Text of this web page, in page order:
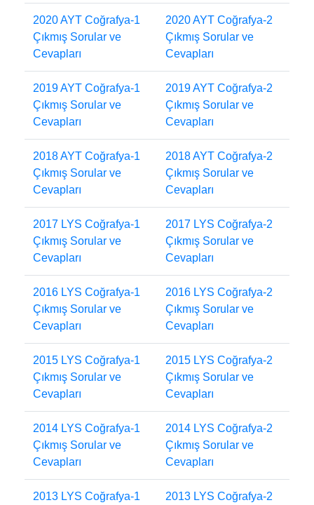
2020 AYT Coğrafya-1
Çıkmış Sorular ve
Cevapları
2020 AYT Coğrafya-2
Çıkmış Sorular ve
Cevapları
2019 AYT Coğrafya-1
Çıkmış Sorular ve
Cevapları
2019 AYT Coğrafya-2
Çıkmış Sorular ve
Cevapları
2018 AYT Coğrafya-1
Çıkmış Sorular ve
Cevapları
2018 AYT Coğrafya-2
Çıkmış Sorular ve
Cevapları
2017 LYS Coğrafya-1
Çıkmış Sorular ve
Cevapları
2017 LYS Coğrafya-2
Çıkmış Sorular ve
Cevapları
2016 LYS Coğrafya-1
Çıkmış Sorular ve
Cevapları
2016 LYS Coğrafya-2
Çıkmış Sorular ve
Cevapları
2015 LYS Coğrafya-1
Çıkmış Sorular ve
Cevapları
2015 LYS Coğrafya-2
Çıkmış Sorular ve
Cevapları
2014 LYS Coğrafya-1
Çıkmış Sorular ve
Cevapları
2014 LYS Coğrafya-2
Çıkmış Sorular ve
Cevapları
2013 LYS Coğrafya-1 2013 LYS Coğrafya-2